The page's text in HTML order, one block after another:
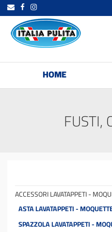
HOME
FUSTI,
ACCESSORI LAVATAPPETI -
ASTA LAVATAPPETI -
SPAZZOLA LAVATAPPETI -